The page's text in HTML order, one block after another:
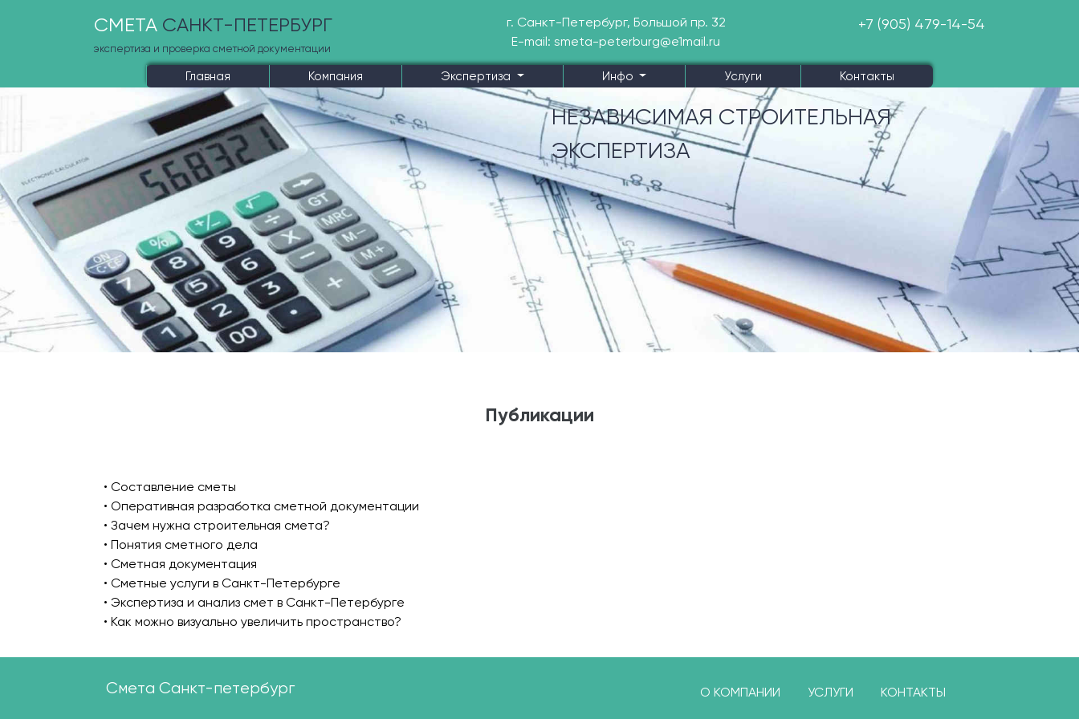
СМЕТА САНКТ-ПЕТЕРБУРГ
экспертиза и проверка сметной документации
г. Санкт-Петербург, Большой пр. 32
E-mail: smeta-peterburg@e1mail.ru
+7 (905) 479-14-54
Главная Компания Экспертиза Инфо Услуги Контакты
НЕЗАВИСИМАЯ СТРОИТЕЛЬНАЯ
ЭКСПЕРТИЗА
Публикации
• Составление сметы
• Оперативная разработка сметной документации
• Зачем нужна строительная смета?
• Понятия сметного дела
• Сметная документация
• Сметные услуги в Санкт-Петербурге
• Экспертиза и анализ смет в Санкт-Петербурге
• Как можно визуально увеличить пространство?
Смета Санкт-петербург О КОМПАНИИ УСЛУГИ КОНТАКТЫ